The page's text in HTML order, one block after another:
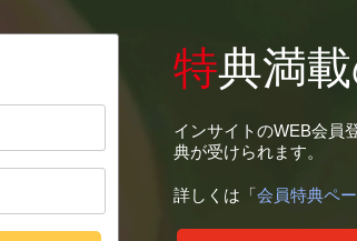
特典満
インサイトのWEB会員
典が受けられます。
詳しくは「会員特典ペ